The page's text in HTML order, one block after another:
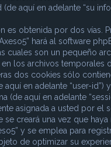
aquí en adelante “su
es obtenida por dos vías.
hará al software
cuales son un pequeño
los archivos temporales
dos cookies sólo
aquí en adelante “user-id”)
(de aquí en adelante
asignada a usted por el
se creará una vez que
y se emplea para
de optimizar su